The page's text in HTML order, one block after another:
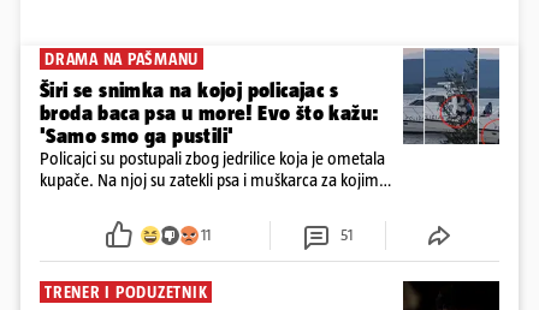
DRAMA NA PAŠMANU
Širi se snimka na kojoj policajac s
broda baca psa u more! Evo što kažu:
'Samo smo ga pustili'
Policajci su postupali zbog jedrilice koja je ometala
kupače. Na njoj su zatekli psa i muškarca za kojim
ga uhitili, a psa je preuzeo komunalni redar
11 51
TRENER I PODUZETNIK